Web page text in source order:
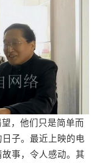
，他们只是简单而
子。最近上映的电
事，令人感动。其